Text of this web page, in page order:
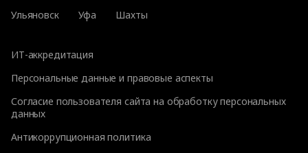
Ульяновск
Уфа Шахты
ИТ-аккредитация
Персональные данные и правовые аспекты
Согласие пользователя сайта на обработку персональных
данных
Антикоррупционная политика